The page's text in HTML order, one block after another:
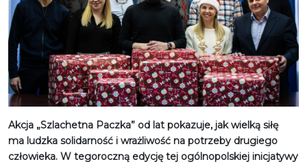
Akcja „Szlachetna Paczka” od lat pokazuje, jak wielką siłę
ma ludzka solidarność i wrażliwość na potrzeby drugiego
człowieka. W tegoroczną edycję tej ogólnopolskiej inicjatywy